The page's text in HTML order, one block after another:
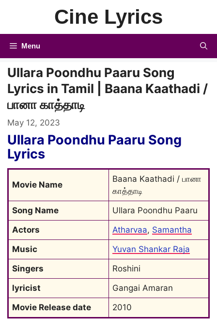
Cine Lyrics
Menu
Ullara Poondhu Paaru Song
Lyrics in Tamil | Baana Kaathadi /
பானா காத்தாடி
May 12, 2023
Ullara Poondhu Paaru Song
Lyrics
Movie Name
Baana Kaathadi / பானா
காத்தாடி
Song Name
Ullara Poondhu Paaru
Actors
Atharvaa, Samantha
Music
Yuvan Shankar Raja
Singers
Roshini
lyricist
Gangai Amaran
Movie Release date
2010